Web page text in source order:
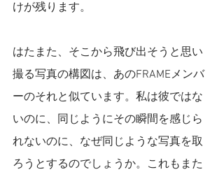
けが残ります。
はたまた、そこから飛び出そうと思い
撮る写真の構図は、あのFRAMEメンバ
ーのそれと似ています。私は彼ではな
いのに、同じようにその瞬間を感じら
れないのに、なぜ同じような写真を取
ろうとするのでしょうか。これもまた